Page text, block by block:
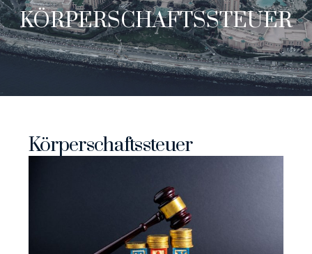
KÖRPERSCHAFTSSTEUER
Körperschaftssteuer